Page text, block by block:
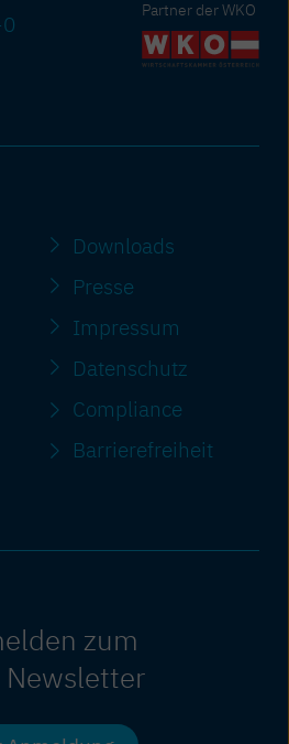
Partner der WKO
Downloads
Presse
Impressum
Datenschutz
Compliance
Barriere­freiheit
zum
Newsletter